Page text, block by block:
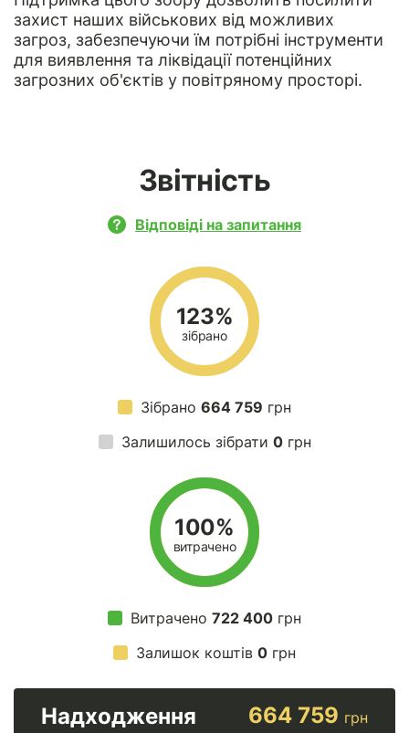
захист наших військових від можливих
загроз, забезпечуючи їм потрібні інструменти
для виявлення та ліквідації потенційних
загрозних об'єктів у повітряному просторі.
Звітність
Відповіді на запитання
123%
зібрано
Зібрано 664 759 грн
Залишилось зібрати 0грн
100%
витрачено
Витрачено 722 400 грн
Залишок коштів 0 грн
Надходження 664 759 грн